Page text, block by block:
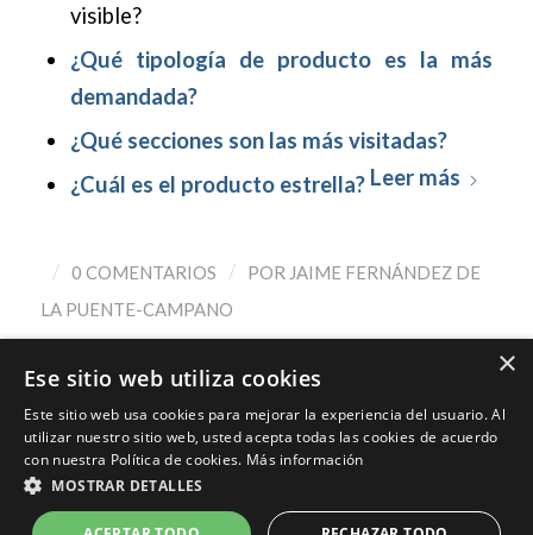
visible?
¿Qué tipología de producto es la más
demandada?
¿Qué secciones son las más visitadas?
¿Cuál es el producto estrella? Leer más
/ 0 COMENTARIOS / POR JAIME FERNÁNDEZ DE
LA PUENTE-CAMPANO
© Copyright - Jaime Fernández - Marketing Digital, Marca Personal,
Consultoría
×
Ese sitio web utiliza cookies
Este sitio web usa cookies para mejorar la experiencia del usuario. Al
utilizar nuestro sitio web, usted acepta todas las cookies de acuerdo
con nuestra Política de cookies. Más información
MOSTRAR DETALLES